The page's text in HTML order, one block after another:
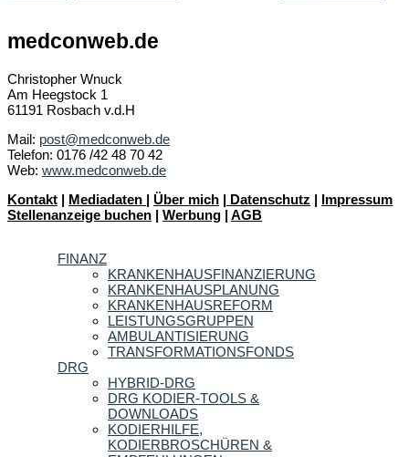
medconweb.de
Christopher Wnuck
Am Heegstock 1
61191 Rosbach v.d.H
Mail: post@medconweb.de
Telefon: 0176 /42 48 70 42
Web: www.medconweb.de
Kontakt | Mediadaten | Über mich | Datenschutz | Impressum
Stellenanzeige buchen | Werbung | AGB
FINANZ
KRANKENHAUSFINANZIERUNG
KRANKENHAUSPLANUNG
KRANKENHAUSREFORM
LEISTUNGSGRUPPEN
AMBULANTISIERUNG
TRANSFORMATIONSFONDS
DRG
HYBRID-DRG
DRG KODIER-TOOLS &
DOWNLOADS
KODIERHILFE,
KODIERBROSCHÜREN &